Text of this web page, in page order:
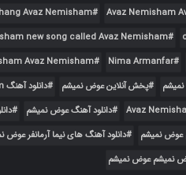
Avaz Nemisham
Avaz Nemisham
new song called Avaz Nemisham
Nima Armanfar
Avaz Nemisham
پخش آنلاین عوض نمیشم
دانلود آهنگ Avaz Nemisham
دانلود آهنگ عوض نمیشم
عوض نمیشم
دانلود آهنگ های نیما آرمانفر عوض
نمیشم عوض نمیشم